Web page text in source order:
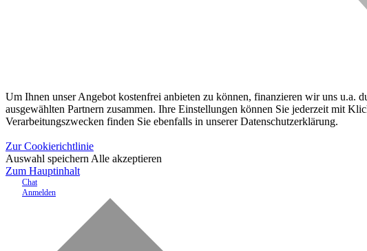
Um Ihnen unser Angebot kostenfrei anbieten zu können, finanzieren wir uns u.a.
ausgewählten Partnern zusammen. Ihre Einstellungen können Sie jederzeit mit
Verarbeitungszwecken finden Sie ebenfalls in unserer Datenschutzerklärung.
Zur Cookierichtlinie
Auswahl speichern Alle akzeptieren
Zum Hauptinhalt
Chat
Anmelden